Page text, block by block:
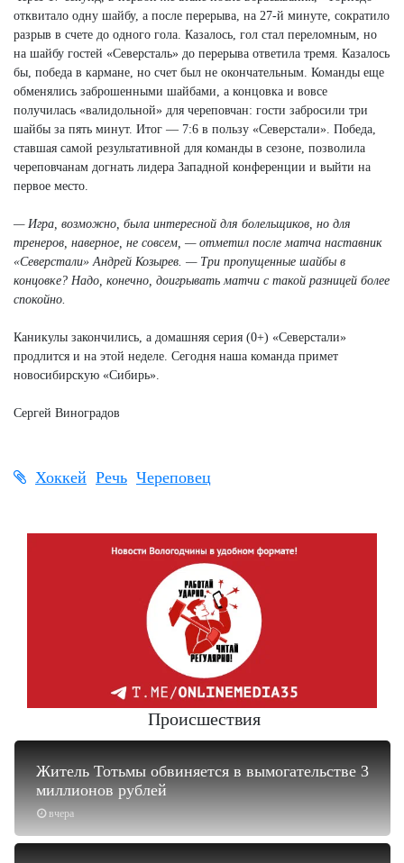
отквитало одну шайбу, а после перерыва, на 27-й минуте, сократило
разрыв в счете до одного гола. Казалось, гол стал переломным, но
на шайбу гостей «Северсталь» до перерыва ответила тремя. Казалось
бы, победа в кармане, но счет был не окончательным. Команды еще
обменялись заброшенными шайбами, а концовка и вовсе
получилась «валидольной» для череповчан: гости забросили три
шайбы за пять минут. Итог — 7:6 в пользу «Северстали». Победа,
ставшая самой результативной для команды в сезоне, позволила
череповчанам догнать лидера Западной конференции и выйти на
первое место.
— Игра, возможно, была интересной для болельщиков, но для
тренеров, наверное, не совсем, — отметил после матча наставник
«Северстали» Андрей Козырев. — Три пропущенные шайбы в
концовке? Надо, конечно, доигрывать матчи с такой разницей более
спокойно.
Каникулы закончились, а домашняя серия (0+) «Северстали»
продлится и на этой неделе. Сегодня наша команда примет
новосибирскую «Сибирь».
Сергей Виноградов
Хоккей Речь Череповец
Происшествия
вчера
Житель Тотьмы обвиняется в вымогательстве 3
миллионов рублей